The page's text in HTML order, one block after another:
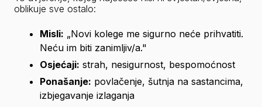
oblikuje sve ostalo:
Misli: „Novi kolege me sigurno neće prihvatiti.
Neću im biti zanimljiv/a."
Osjećaji: strah, nesigurnost, bespomoćnost
Ponašanje: povlačenje, šutnja na sastancima,
izbjegavanje izlaganja